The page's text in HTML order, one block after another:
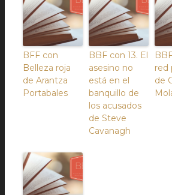
BFF con
Belleza roja
de Arantza
Portabales
BBF con 13. El
asesino no
está en el
banquillo de
los acusados
de Steve
Cavanagh
red
de